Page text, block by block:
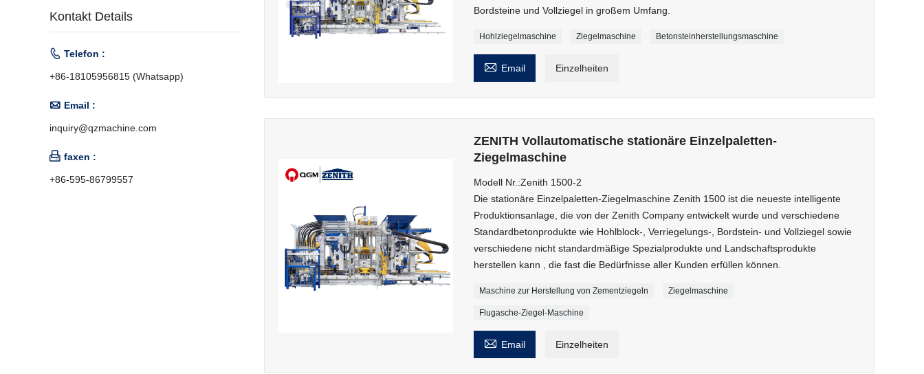
Bordsteine ​​und Vollziegel in großem Umfang.
Hohlziegelmaschine Ziegelmaschine Betonsteinherstellungsmaschine
 Email Einzelheiten
ZENITH Vollautomatische stationäre Einzelpaletten-
Ziegelmaschine
Modell Nr.:Zenith 1500-2
Die stationäre Einzelpaletten-Ziegelmaschine Zenith 1500 ist die neueste intelligente
Produktionsanlage, die von der Zenith Company entwickelt wurde und verschiedene
Standardbetonprodukte wie Hohlblock-, Verriegelungs-, Bordstein- und Vollziegel sowie
verschiedene nicht standardmäßige Spezialprodukte und Landschaftsprodukte
herstellen kann , die fast die Bedürfnisse aller Kunden erfüllen können.
Maschine zur Herstellung von Zementziegeln Ziegelmaschine
Flugasche-Ziegel-Maschine
 Email Einzelheiten
Kontakt Details
 Telefon :
+86-18105956815 (Whatsapp)
 Email :
inquiry@qzmachine.com
 faxen :
+86-595-86799557